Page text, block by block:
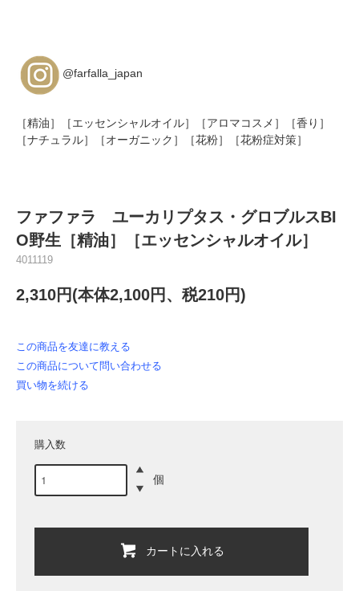
@farfalla_japan
［精油］［エッセンシャルオイル］［アロマコスメ］［香り］
［ナチュラル］［オーガニック］［花粉］［花粉症対策］
ファファラ ユーカリプタス・グロブルスBI
O野生［精油］［エッセンシャルオイル］
4011119
2,310円(本体2,100円、税210円)
この商品を友達に教える
この商品について問い合わせる
買い物を続ける
購入数
個
カートに入れる